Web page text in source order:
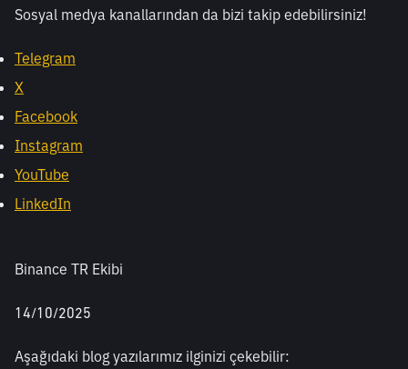
Sosyal medya kanallarından da bizi takip edebilirsiniz!
Telegram
X
Facebook
Instagram
YouTube
LinkedIn
Binance TR Ekibi
14/10/2025
Aşağıdaki blog yazılarımız ilginizi çekebilir: